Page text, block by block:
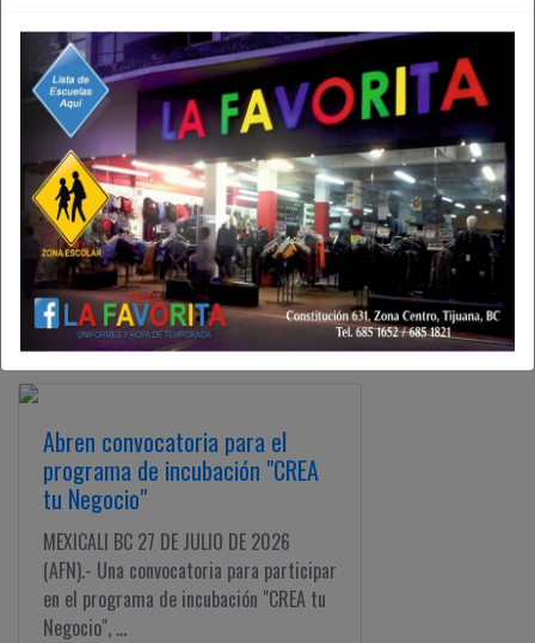
a la Industria de ...
Ensenada supera los 623 mil
cruceristas; cifra récord
Por Oscar Tafoya TIJUANA, BC, 28 DE
JULIO DE 2026 (AFN).- En Ensenada, los
pasajeros por cruceros reportaron un
aumento del ...
Abren convocatoria para el
programa de incubación "CREA
tu Negocio"
MEXICALI BC 27 DE JULIO DE 2026
(AFN).- Una convocatoria para participar
en el programa de incubación "CREA tu
Negocio", ...